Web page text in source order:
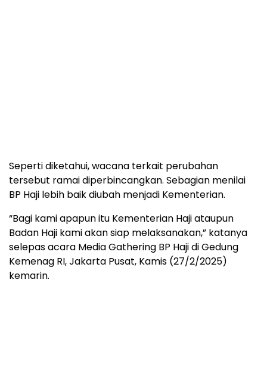
Seperti diketahui, wacana terkait perubahan
tersebut ramai diperbincangkan. Sebagian menilai
BP Haji lebih baik diubah menjadi Kementerian.
“Bagi kami apapun itu Kementerian Haji ataupun
Badan Haji kami akan siap melaksanakan,” katanya
selepas acara Media Gathering BP Haji di Gedung
Kemenag RI, Jakarta Pusat, Kamis (27/2/2025)
kemarin.